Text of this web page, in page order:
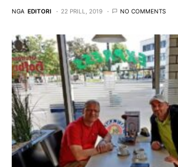
NGA EDITORI 22 PRILL, 2019 NO COMMENTS